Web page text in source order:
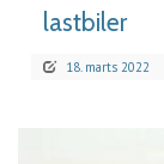
lastbiler
18. marts 2022